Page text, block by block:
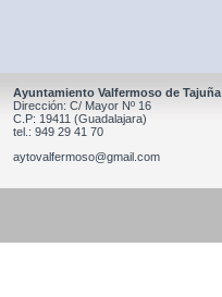
Ayuntamiento Valfermoso de Tajuña
Dirección: C/ Mayor Nº 16
C.P: 19411 (Guadalajara)
tel.: 949 29 41 70
aytovalfermoso@gmail.com